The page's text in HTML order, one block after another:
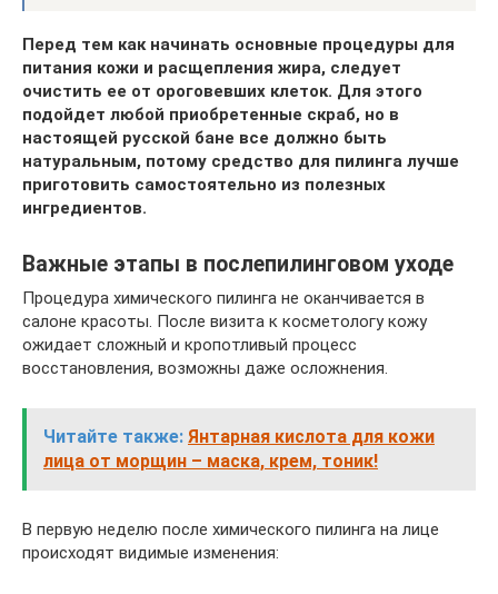
Перед тем как начинать основные процедуры для
питания кожи и расщепления жира, следует
очистить ее от ороговевших клеток. Для этого
подойдет любой приобретенные скраб, но в
настоящей русской бане все должно быть
натуральным, потому средство для пилинга лучше
приготовить самостоятельно из полезных
ингредиентов.
Важные этапы в послепилинговом уходе
Процедура химического пилинга не оканчивается в
салоне красоты. После визита к косметологу кожу
ожидает сложный и кропотливый процесс
восстановления, возможны даже осложнения.
Читайте также: Янтарная кислота для кожи
лица от морщин – маска, крем, тоник!
В первую неделю после химического пилинга на лице
происходят видимые изменения: